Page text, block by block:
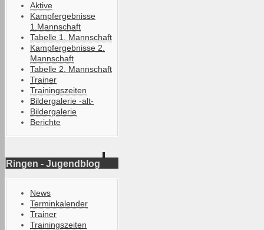
Aktive
Kampfergebnisse
1.Mannschaft
Tabelle 1. Mannschaft
Kampfergebnisse 2.
Mannschaft
Tabelle 2. Mannschaft
Trainer
Trainingszeiten
Bildergalerie -alt-
Bildergalerie
Berichte
Ringen - Jugendblog
News
Terminkalender
Trainer
Trainingszeiten